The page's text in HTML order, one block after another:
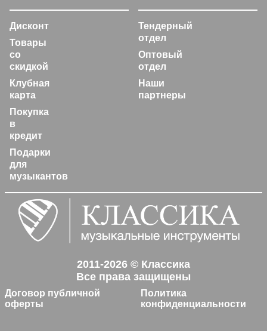
Дисконт
Товары
со
скидкой
Клубная
карта
Покупка
в
кредит
Подарки
для
музыкантов
Тендерный
отдел
Оптовый
отдел
Наши
партнеры
2011-2026 © Классика
Все права защищены
Договор публичной
оферты
Политика
конфиденциальности